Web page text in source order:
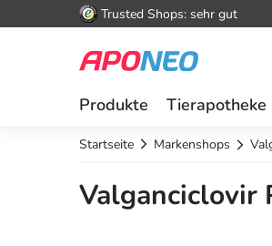
Trusted Shops: sehr gut
Produkte Tierapotheke
Startseite Markenshops
Valganciclovir